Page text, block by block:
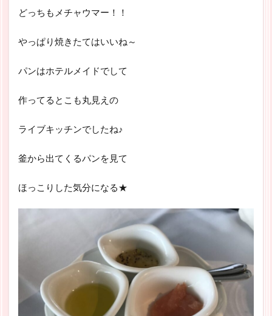
どっちもメチャウマー！！
やっぱり焼きたてはいいね～
パンはホテルメイドでして
作ってるとこも丸見えの
ライブキッチンでしたね♪
釜から出てくるパンを見て
ほっこりした気分になる★